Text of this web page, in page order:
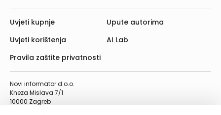
Novi informator d.o.o.
Kneza Mislava 7/1
10000 Zagreb
Uvjeti kupnje
Uvjeti korištenja
Pravila zaštite privatnosti
Upute autorima
AI Lab